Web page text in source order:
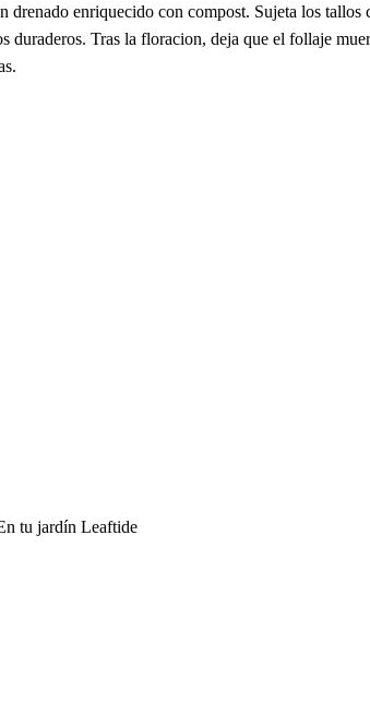
enriquecido con compost. Sujeta los tallos
duraderos. Tras la floracion, deja que el follaje
tu jardín Leaftide